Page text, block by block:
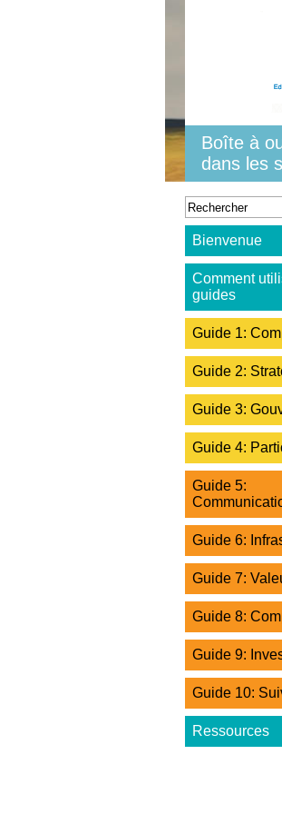
Boîte à
dans les
Formulaire de
Bienvenue
Comment
guides
Guide 1:
Guide 2:
Guide 3:
Guide 4:
Guide 5:
Guide 6:
Guide 7:
Guide 8:
Guide 9:
Guide 10:
Ressources